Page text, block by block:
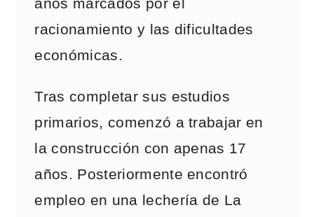
años marcados por el
racionamiento y las dificultades
económicas.
Tras completar sus estudios
primarios, comenzó a trabajar en
la construcción con apenas 17
años. Posteriormente encontró
empleo en una lechería de La